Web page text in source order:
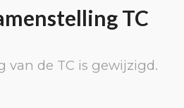
TC
van de TC is gewijzigd.